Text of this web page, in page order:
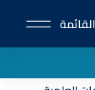
القائمة